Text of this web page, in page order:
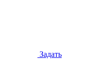
Задать